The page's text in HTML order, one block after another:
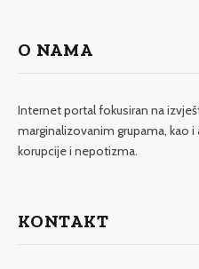
O NAMA
Internet portal fokusiran na
marginalizovanim grupama, kao
korupcije i nepotizma.
KONTAKT